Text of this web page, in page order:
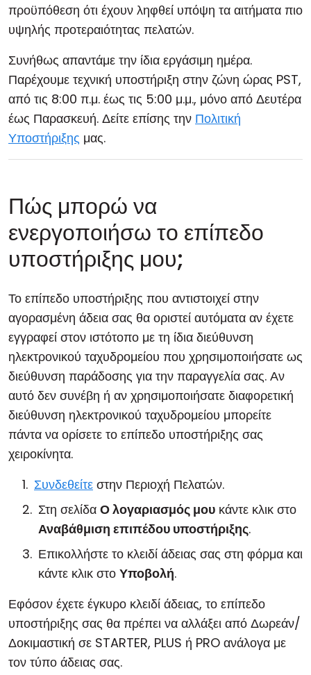
προϋπόθεση ότι έχουν ληφθεί υπόψη τα αιτήματα πιο
υψηλής προτεραιότητας πελατών.
Συνήθως απαντάμε την ίδια εργάσιμη ημέρα.
Παρέχουμε τεχνική υποστήριξη στην ζώνη ώρας PST,
από τις 8:00 π.μ. έως τις 5:00 μ.μ., μόνο από Δευτέρα
έως Παρασκευή. Δείτε επίσης την Πολιτική
Υποστήριξης μας.
Πώς μπορώ να
ενεργοποιήσω το επίπεδο
υποστήριξης μου;
Το επίπεδο υποστήριξης που αντιστοιχεί στην
αγορασμένη άδεια σας θα οριστεί αυτόματα αν έχετε
εγγραφεί στον ιστότοπο με τη ίδια διεύθυνση
ηλεκτρονικού ταχυδρομείου που χρησιμοποιήσατε ως
διεύθυνση παράδοσης για την παραγγελία σας. Αν
αυτό δεν συνέβη ή αν χρησιμοποιήσατε διαφορετική
διεύθυνση ηλεκτρονικού ταχυδρομείου μπορείτε
πάντα να ορίσετε το επίπεδο υποστήριξης σας
χειροκίνητα.
Συνδεθείτε στην Περιοχή Πελατών.
Στη σελίδα Ο λογαριασμός μου κάντε κλικ στο
Αναβάθμιση επιπέδου υποστήριξης.
Επικολλήστε το κλειδί άδειας σας στη φόρμα και
κάντε κλικ στο Υποβολή.
Εφόσον έχετε έγκυρο κλειδί άδειας, το επίπεδο
υποστήριξης σας θα πρέπει να αλλάξει από Δωρεάν/
Δοκιμαστική σε STARTER, PLUS ή PRO ανάλογα με
τον τύπο άδειας σας.